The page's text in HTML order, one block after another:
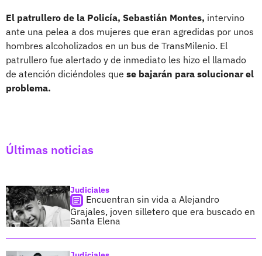
El patrullero de la Policía, Sebastián Montes, intervino
ante una pelea a dos mujeres que eran agredidas por unos
hombres alcoholizados en un bus de TransMilenio. El
patrullero fue alertado y de inmediato les hizo el llamado
de atención diciéndoles que se bajarán para solucionar el
problema.
Últimas noticias
Judiciales
Encuentran sin vida a Alejandro
Grajales, joven silletero que era buscado en
Santa Elena